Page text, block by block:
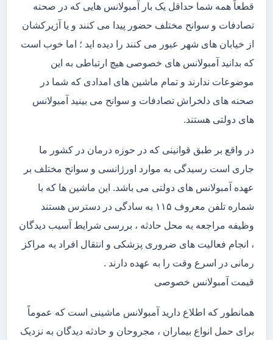
قطعاً همه شما حداقل یک بار آمبولانس هایی که در صحنه
تصادفات و سوانح مختلف حضور پیدا می کنند و یا آژیرکشان
از خیابان های شهر عبور می کنند را دیده اید ؛ اما خوب است
که بدانید آمبولانس های خصوصی هیچ ارتباطی به این
موضوعات ندارند و تمام ماشین های امدادی که شما در
صحنه های دلخراش تصادفات و سوانح می بینید آمبولانس
های دولتی هستند.
در واقع بر طبق قوانینی که در حوزه درمان در کشور ما
جاری است رسیدگی به موارد اورژانسی و سوانح مختلف بر
عهده آمبولانس های دولتی می باشد. این ماشین ها که با
شماره تلفن معروف ۱۱۵ به سادگی در دسترس هستند
وظیفه مراجعه به محل حادثه ، بررسی شرایط آسیب دیدگان
، انجام فعالیت های ضروری پزشکی و انتقال افراد به مراکز
رمانی در اسرع وقت را به عهده دارند .
قیمت آمبولانس خصوصی
همانطور که اطلاع دارید آمبولانس ماشینی است که عموماً
برای حمل انواع بیماران ، مجروحان و حادثه دیدگان به نزدیک